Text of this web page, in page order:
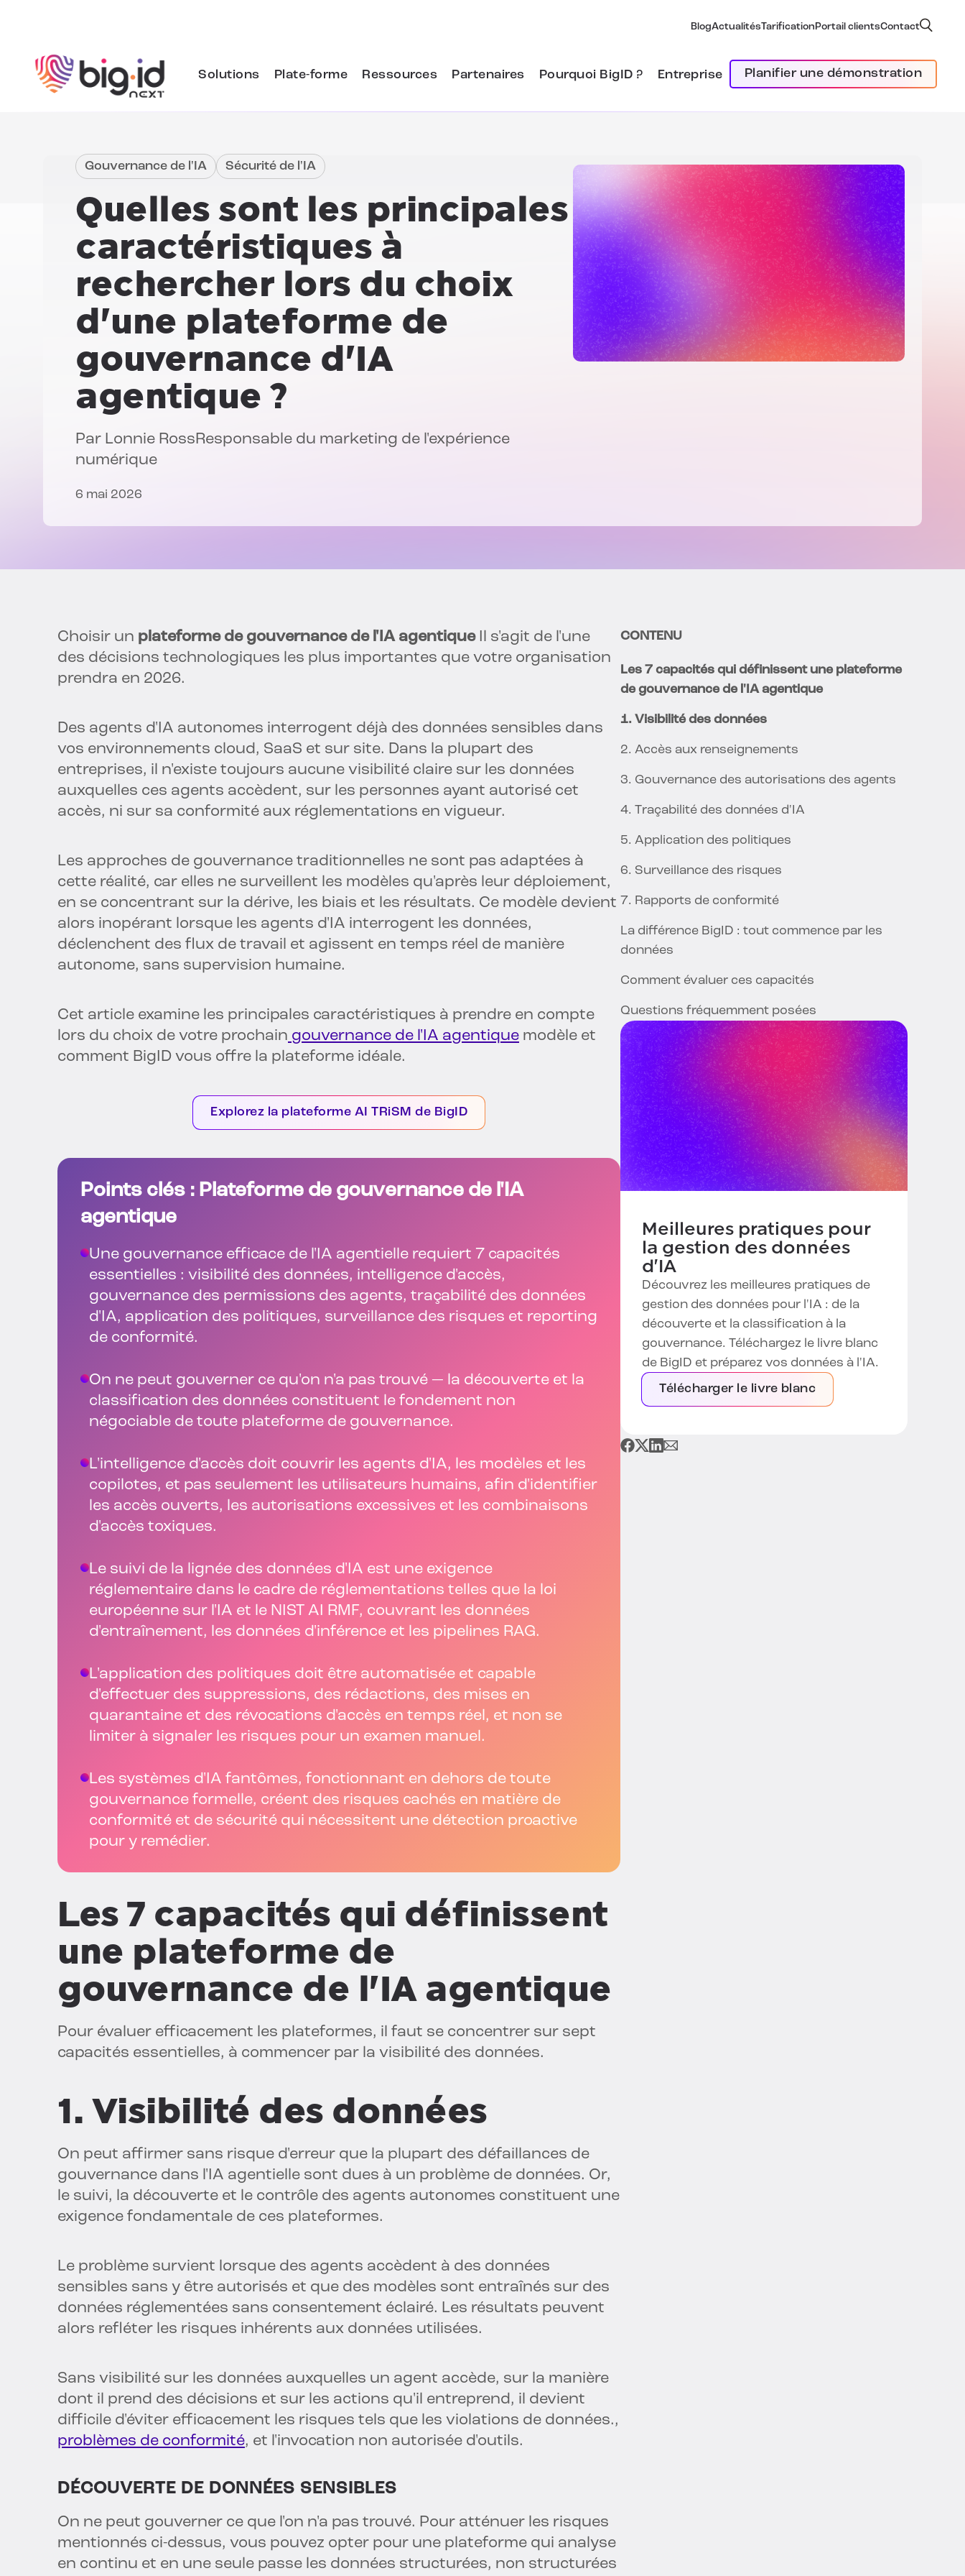
BlogActualitésTarification Portail clientsContact
Solutions Plate-forme Ressources Partenaires Pourquoi BigID ? Entreprise Planifier une démonstration
Gouvernance de l'IA Sécurité de l'IA
Quelles sont les principales
caractéristiques à
rechercher lors du choix
d'une plateforme de
gouvernance d'IA
agentique ?
Par Lonnie RossResponsable du marketing de l'expérience
numérique
6 mai 2026
Choisir un plateforme de gouvernance de l'IA agentiqueIl s'agit de l'une
des décisions technologiques les plus importantes que votre organisation
prendra en 2026.
Des agents d'IA autonomes interrogent déjà des données sensibles dans
vos environnements cloud, SaaS et sur site. Dans la plupart des
entreprises, il n'existe toujours aucune visibilité claire sur les données
auxquelles ces agents accèdent, sur les personnes ayant autorisé cet
accès, ni sur sa conformité aux réglementations en vigueur.
Les approches de gouvernance traditionnelles ne sont pas adaptées à
cette réalité, car elles ne surveillent les modèles qu'après leur déploiement,
en se concentrant sur la dérive, les biais et les résultats. Ce modèle devient
alors inopérant lorsque les agents d'IA interrogent les données,
déclenchent des flux de travail et agissent en temps réel de manière
autonome, sans supervision humaine.
Cet article examine les principales caractéristiques à prendre en compte
lors du choix de votre prochain gouvernance de l'IA agentique modèle et
comment BigID vous offre la plateforme idéale.
Explorez la plateforme AI TRiSM de BigID
Points clés : Plateforme de gouvernance de l'IA
agentique
Une gouvernance efficace de l'IA agentielle requiert 7 capacités
essentielles : visibilité des données, intelligence d'accès,
gouvernance des permissions des agents, traçabilité des données
d'IA, application des politiques, surveillance des risques et reporting
de conformité.
On ne peut gouverner ce qu'on n'a pas trouvé — la découverte et la
classification des données constituent le fondement non
négociable de toute plateforme de gouvernance.
L'intelligence d'accès doit couvrir les agents d'IA, les modèles et les
copilotes, et pas seulement les utilisateurs humains, afin d'identifier
les accès ouverts, les autorisations excessives et les combinaisons
d'accès toxiques.
Le suivi de la lignée des données d'IA est une exigence
réglementaire dans le cadre de réglementations telles que la loi
européenne sur l'IA et le NIST AI RMF, couvrant les données
d'entraînement, les données d'inférence et les pipelines RAG.
L'application des politiques doit être automatisée et capable
d'effectuer des suppressions, des rédactions, des mises en
quarantaine et des révocations d'accès en temps réel, et non se
limiter à signaler les risques pour un examen manuel.
Les systèmes d'IA fantômes, fonctionnant en dehors de toute
gouvernance formelle, créent des risques cachés en matière de
conformité et de sécurité qui nécessitent une détection proactive
pour y remédier.
Les 7 capacités qui définissent
une plateforme de
gouvernance de l'IA agentique
Pour évaluer efficacement les plateformes, il faut se concentrer sur sept
capacités essentielles, à commencer par la visibilité des données.
1. Visibilité des données
On peut affirmer sans risque d'erreur que la plupart des défaillances de
gouvernance dans l'IA agentielle sont dues à un problème de données. Or,
le suivi, la découverte et le contrôle des agents autonomes constituent une
exigence fondamentale de ces plateformes.
Le problème survient lorsque des agents accèdent à des données
sensibles sans y être autorisés et que des modèles sont entraînés sur des
données réglementées sans consentement éclairé. Les résultats peuvent
alors refléter les risques inhérents aux données utilisées.
Sans visibilité sur les données auxquelles un agent accède, sur la manière
dont il prend des décisions et sur les actions qu'il entreprend, il devient
difficile d'éviter efficacement les risques tels que les violations de données.,
problèmes de conformité, et l'invocation non autorisée d'outils.
DÉCOUVERTE DE DONNÉES SENSIBLES
On ne peut gouverner ce que l'on n'a pas trouvé. Pour atténuer les risques
mentionnés ci-dessus, vous pouvez opter pour une plateforme qui analyse
en continu et en une seule passe les données structurées, non structurées
CONTENU
Les 7 capacités qui définissent une plateforme
de gouvernance de l'IA agentique
1. Visibilité des données
2. Accès aux renseignements
3. Gouvernance des autorisations des agents
4. Traçabilité des données d'IA
5. Application des politiques
6. Surveillance des risques
7. Rapports de conformité
La différence BigID : tout commence par les
données
Comment évaluer ces capacités
Questions fréquemment posées
Meilleures pratiques pour
la gestion des données
d'IA
Découvrez les meilleures pratiques de
gestion des données pour l'IA : de la
découverte et la classification à la
gouvernance. Téléchargez le livre blanc
de BigID et préparez vos données à l'IA.
Télécharger le livre blanc